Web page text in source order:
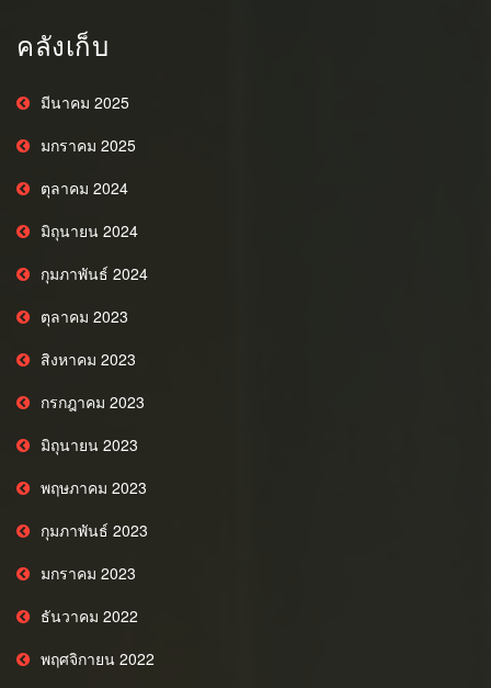
คลังเก็บ
มีนาคม 2025
มกราคม 2025
ตุลาคม 2024
มิถุนายน 2024
กุมภาพันธ์ 2024
ตุลาคม 2023
สิงหาคม 2023
กรกฎาคม 2023
มิถุนายน 2023
พฤษภาคม 2023
กุมภาพันธ์ 2023
มกราคม 2023
ธันวาคม 2022
พฤศจิกายน 2022